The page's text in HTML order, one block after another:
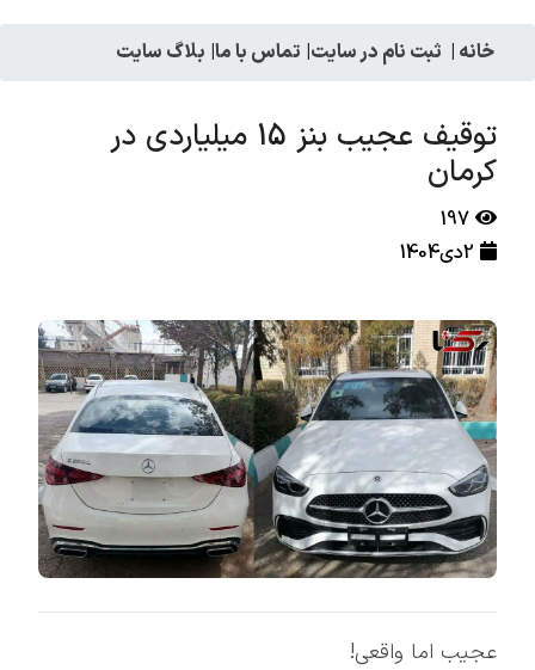
خانه | ثبت نام در سایت| تماس با ما| بلاگ سایت
توقیف عجیب بنز 15 میلیاردی در
کرمان
197
2دی1404
عجیب اما واقعی!